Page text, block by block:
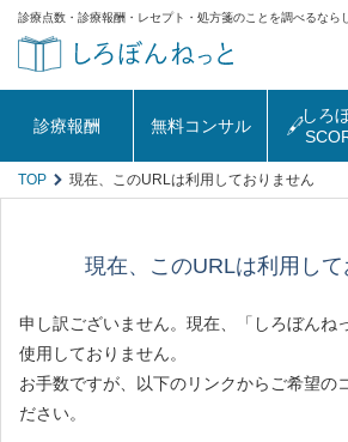
診療点数・診療報酬・レセプト・処方箋のことを調べるなら
診療報酬 無料コンサル
しろ
TOP 現在、このURLは利用しておりません
現在、このURLは利用し
申し訳ございません。現在、「しろぼんね
使用しておりません。
お手数ですが、以下のリンクからご希望の
ださい。